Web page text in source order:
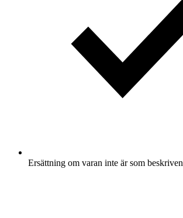
Ersättning om varan inte är som beskriven